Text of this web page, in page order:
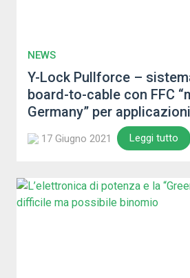
NEWS
Y-Lock Pullforce –
board-to-cable con FFC
Germany” per
17 Giugno 2021 Leggi tutto